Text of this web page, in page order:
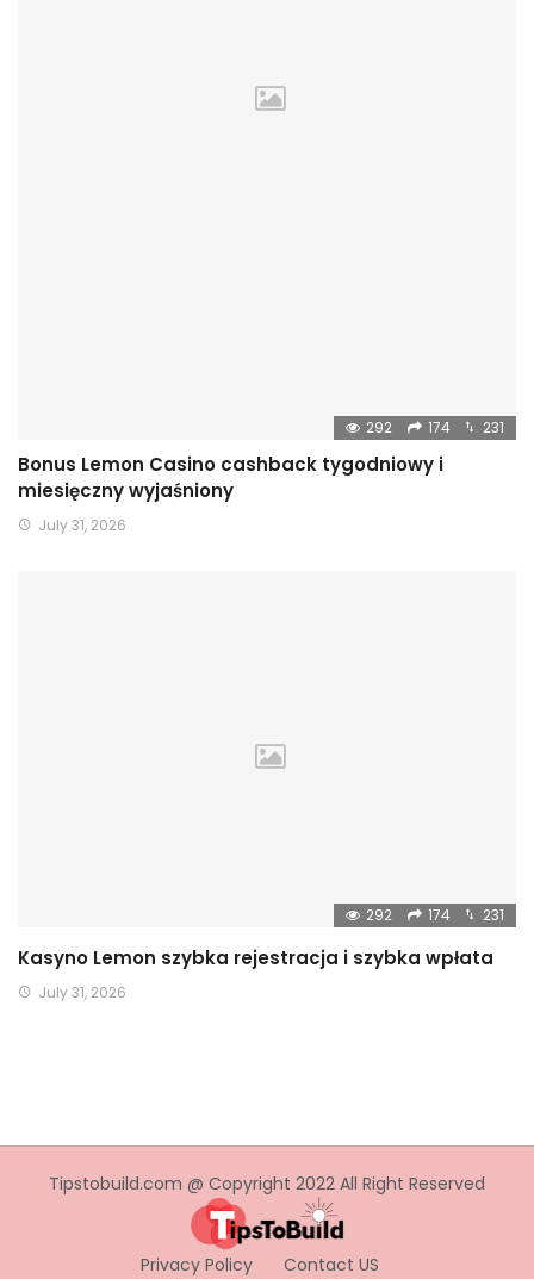
292 174 231
Bonus Lemon Casino cashback tygodniowy i
miesięczny wyjaśniony
July 31, 2026
292 174 231
Kasyno Lemon szybka rejestracja i szybka wpłata
July 31, 2026
Tipstobuild.com @ Copyright 2022 All Right Reserved
Privacy Policy Contact US